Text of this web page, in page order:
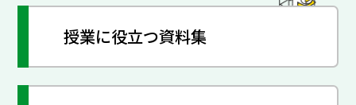
授業に役立つ資料集